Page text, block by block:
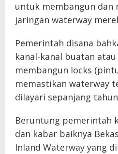
untuk membangun dan
jaringan waterway
Pemerintah disana
kanal-kanal buatan
membangun locks
memastikan waterway
dilayari sepanjang
Beruntung pemerintah
dan kabar baiknya
Inland Waterway yang